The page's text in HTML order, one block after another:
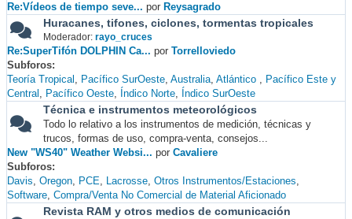
Re:Vídeos de tiempo seve... por Reysagrado
Huracanes, tifones, ciclones, tormentas tropicales
Moderador: rayo_cruces
Re:SuperTifón DOLPHIN Ca... por Torrelloviedo
Subforos
Teoría Tropical
Pacífico SurOeste Australia Atlántico
Pacífico Este y
Central
Pacífico Oeste Índico Norte Índico SurOeste
Técnica e instrumentos meteorológicos
Todo lo relativo a los instrumentos de medición, técnicas y
trucos, formas de uso, compra-venta, consejos...
New "WS40" Weather Websi... por Cavaliere
Subforos
Davis Oregon PCE Lacrosse Otros Instrumentos/Estaciones
Software Compra/Venta No Comercial de Material Aficionado
Revista RAM y otros medios de comunicación